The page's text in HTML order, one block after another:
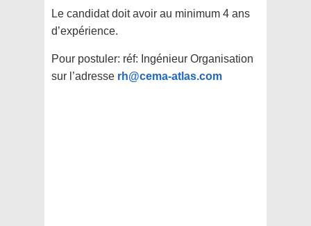
Le candidat doit avoir au minimum 4 ans
d’expérience.
Pour postuler: réf: Ingénieur Organisation
sur l’adresse rh@cema-atlas.com